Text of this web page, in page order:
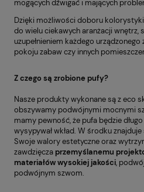
mogących dźwigać i mających
Dzięki możliwości doboru
do wielu ciekawych aranżacji wnętrz,
uzupełnieniem każdego
pokoju zabaw czy innych
Z czego są zrobione pufy?
Nasze produkty wykonane są z eco
obszywamy podwójnymi mocnymi
mamy pewność, że pufa będzie długo
wysypywał wkład. W środku
Swoje walory estetyczne oraz
zawdzięcza przemyślanemu
materiałów wysokiej jakości,
podwójnym szwom.